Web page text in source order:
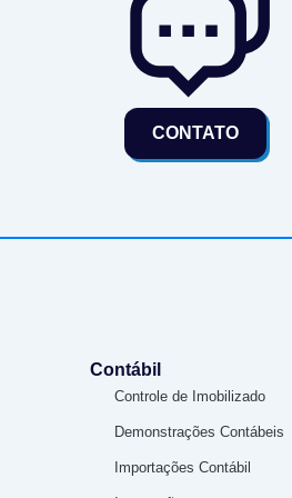
CONTATO
Contábil
Controle de Imobilizado
Demonstrações Contábeis
Importações Contábil